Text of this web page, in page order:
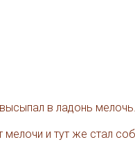
в ладонь мелочь.
и тут же стал